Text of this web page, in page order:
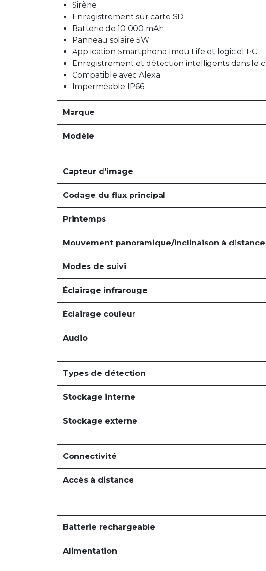
Sirène
Enregistrement sur carte SD
Batterie de 10 000 mAh
Panneau solaire 5W
Application Smartphone Imou Life et logiciel PC
Enregistrement et détection intelligents dans le
Compatible avec Alexa
Imperméable IP66
Marque
Modèle
Capteur d'image
Codage du flux principal
Printemps
Mouvement panoramique/inclinaison à distance
Modes de suivi
Éclairage infrarouge
Éclairage couleur
Audio
Types de détection
Stockage interne
Stockage externe
Connectivité
Accès à distance
Batterie rechargeable
Alimentation